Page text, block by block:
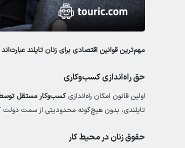
مهم‌ترین قوانین اقتصادی برای زنان تایلند عبارت‌اند
حق راه‌اندازی کسب‌وکاری
اولین قانون امکان راه‌اندازیکسب‌وکار مستقل
تایلندی، بدون هیچ‌گونه محدودیتی از سمت دولت
حقوق زنان در محیط کار